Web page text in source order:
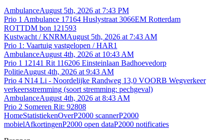
AmbulanceAugust 5th, 2026 at 7:43 PM
Prio 1 Ambulance 17164 Huslystraat 3066EM Rotterdam
ROTTDM bon 121593
Kustwacht / KNRMAugust 5th, 2026 at 7:43 AM
Prio 1: Vaartuig vastgelopen / HAR1
AmbulanceAugust 4th, 2026 at 10:43 AM
Prio 1 12141 Rit 116206 Einsteinlaan Badhoevedorp
PolitieAugust 4th, 2026 at 9:43 AM
Prio 4 N14 Li - Noordelijke Randweg 13,0 VOORB Wegverkeer
verkeersstremming (soort stremming: pechgeval)
AmbulanceAugust 4th, 2026 at 8:43 AM
Prio 2 Someren Rit: 92808
HomeStatistiekenOverP2000 scannerP2000
mobielAfkortingenP2000 open dataP2000 notificaties